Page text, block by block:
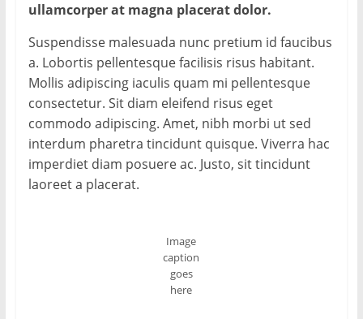
ullamcorper at magna placerat dolor.
Suspendisse malesuada nunc pretium id faucibus
a. Lobortis pellentesque facilisis risus habitant.
Mollis adipiscing iaculis quam mi pellentesque
consectetur. Sit diam eleifend risus eget
commodo adipiscing. Amet, nibh morbi ut sed
interdum pharetra tincidunt quisque. Viverra hac
imperdiet diam posuere ac. Justo, sit tincidunt
laoreet a placerat.
Image
caption
goes
here